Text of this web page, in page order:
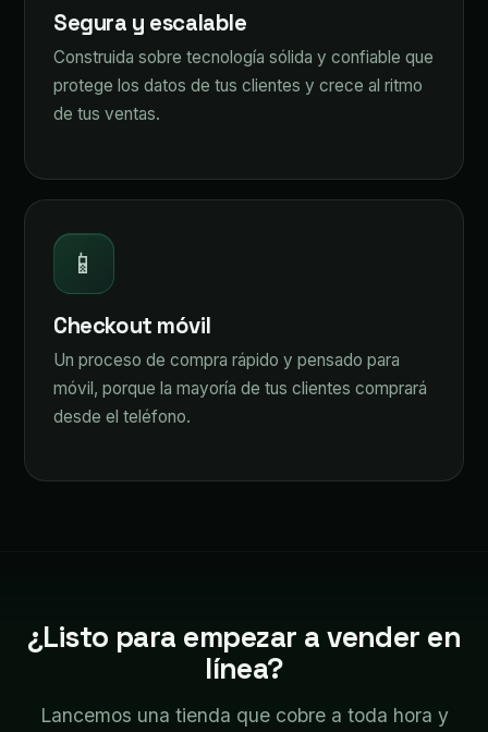
Segura y escalable
Construida sobre tecnología sólida y confiable que
protege los datos de tus clientes y crece al ritmo
de tus ventas.
📱
Checkout móvil
Un proceso de compra rápido y pensado para
móvil, porque la mayoría de tus clientes comprará
desde el teléfono.
¿Listo para empezar a vender en
línea?
Lancemos una tienda que cobre a toda hora y